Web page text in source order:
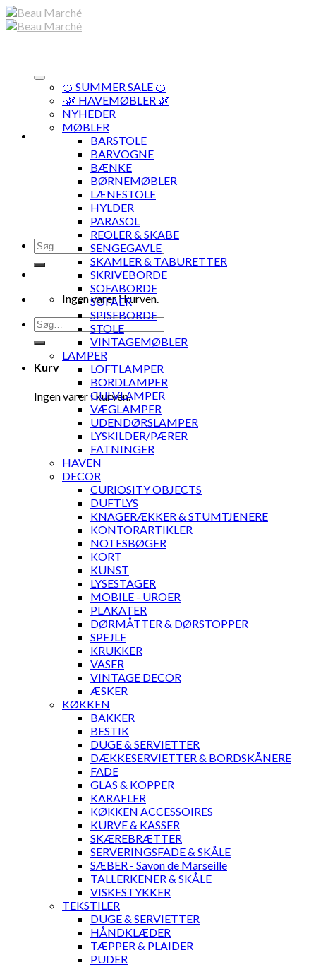
Skip
to
Søg
efter:
Ingen varer i kurven.
Søg
efter:
Kurv
Ingen varer i kurven.
🍊 SUMMER SALE 🍊
·🌿 HAVEMØBLER 🌿
NYHEDER
MØBLER
BARSTOLE
BARVOGNE
BÆNKE
BØRNEMØBLER
LÆNESTOLE
HYLDER
PARASOL
REOLER & SKABE
SENGEGAVLE
SKAMLER & TABURETTER
SKRIVEBORDE
SOFABORDE
SOFAER
SPISEBORDE
STOLE
VINTAGEMØBLER
LAMPER
LOFTLAMPER
BORDLAMPER
GULVLAMPER
VÆGLAMPER
UDENDØRSLAMPER
LYSKILDER/PÆRER
FATNINGER
HAVEN
DECOR
CURIOSITY OBJECTS
DUFTLYS
KNAGERÆKKER & STUMTJENERE
KONTORARTIKLER
NOTESBØGER
KORT
KUNST
LYSESTAGER
MOBILE - UROER
PLAKATER
DØRMÅTTER & DØRSTOPPER
SPEJLE
KRUKKER
VASER
VINTAGE DECOR
ÆSKER
KØKKEN
BAKKER
BESTIK
DUGE & SERVIETTER
DÆKKESERVIETTER & BORDSKÅNERE
FADE
GLAS & KOPPER
KARAFLER
KØKKEN ACCESSOIRES
KURVE & KASSER
SKÆREBRÆTTER
SERVERINGSFADE & SKÅLE
SÆBER - Savon de Marseille
TALLERKENER & SKÅLE
VISKESTYKKER
TEKSTILER
DUGE & SERVIETTER
HÅNDKLÆDER
TÆPPER & PLAIDER
PUDER